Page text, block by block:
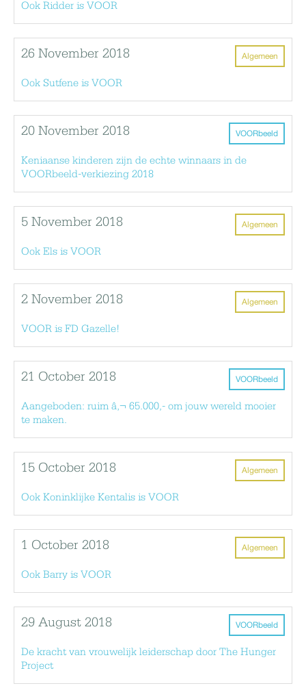
Ook Ridder is VOOR
Algemeen
26 November 2018
Ook Sutfene is VOOR
VOORbeeld
20 November 2018
Keniaanse kinderen zijn de echte winnaars in de
VOORbeeld-verkiezing 2018
Algemeen
5 November 2018
Ook Els is VOOR
Algemeen
2 November 2018
VOOR is FD Gazelle!
VOORbeeld
21 October 2018
Aangeboden: ruim â‚¬ 65.000,- om jouw wereld mooier
te maken.
Algemeen
15 October 2018
Ook Koninklijke Kentalis is VOOR
Algemeen
1 October 2018
Ook Barry is VOOR
VOORbeeld
29 August 2018
De kracht van vrouwelijk leiderschap door The Hunger
Project